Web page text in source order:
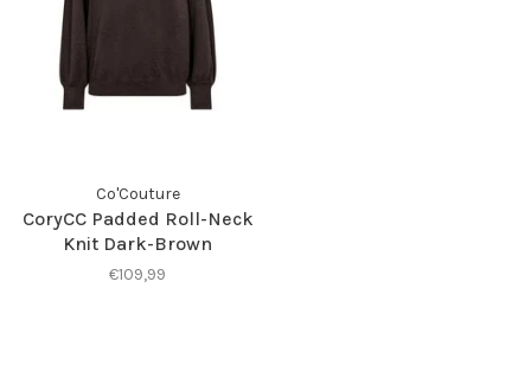
Co'Couture
CoryCC Padded Roll-Neck
Knit Dark-Brown
€109,99